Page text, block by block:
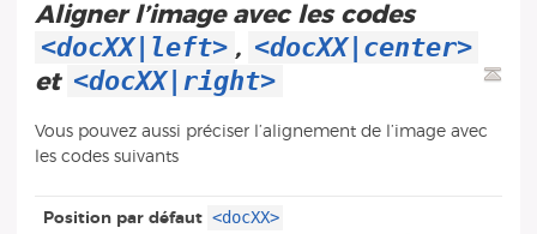
Aligner l’image avec les codes
<docXX|left> , <docXX|center>
et <docXX|right>
Vous pouvez aussi préciser l’alignement de l’image avec
les codes suivants
Position par défaut <docXX>